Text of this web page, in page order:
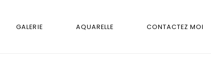
GALERIE AQUARELLE CONTACTEZ MOI